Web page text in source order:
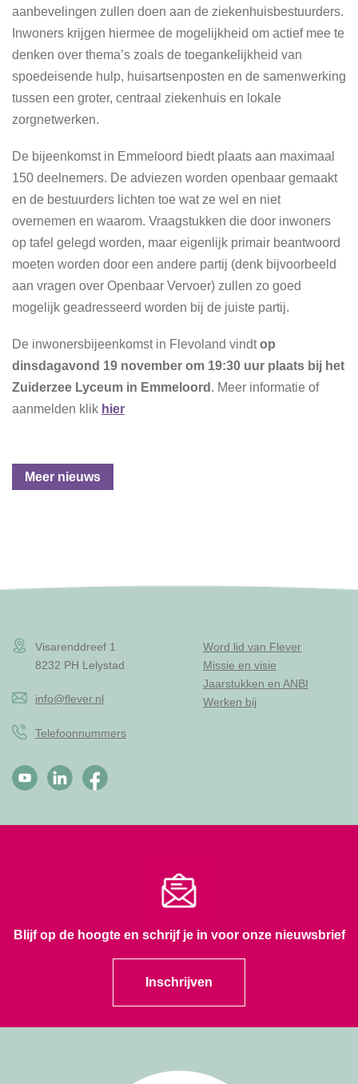
aanbevelingen zullen doen aan de ziekenhuisbestuurders.
Inwoners krijgen hiermee de mogelijkheid om actief mee te
denken over thema’s zoals de toegankelijkheid van
spoedeisende hulp, huisartsenposten en de samenwerking
tussen een groter, centraal ziekenhuis en lokale
zorgnetwerken.
De bijeenkomst in Emmeloord biedt plaats aan maximaal
150 deelnemers. De adviezen worden openbaar gemaakt
en de bestuurders lichten toe wat ze wel en niet
overnemen en waarom. Vraagstukken die door inwoners
op tafel gelegd worden, maar eigenlijk primair beantwoord
moeten worden door een andere partij (denk bijvoorbeeld
aan vragen over Openbaar Vervoer) zullen zo goed
mogelijk geadresseerd worden bij de juiste partij.
De inwonersbijeenkomst in Flevoland vindtop
dinsdagavond 19 november om 19:30 uur plaats bij het
Zuiderzee Lyceum in Emmeloord . Meer informatie of
aanmelden klik hier
Meer nieuws
Visarenddreef 1
8232 PH Lelystad
info@flever.nl
Telefoonnummers
Word lid van Flever
Missie en visie
Jaarstukken en ANBI
Werken bij
Blijf op de hoogte en schrijf je in voor onze nieuwsbrief
Inschrijven